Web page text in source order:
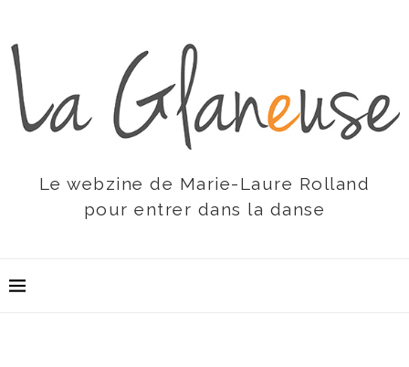
Le webzine de Marie-Laure Rolland
pour entrer dans la danse